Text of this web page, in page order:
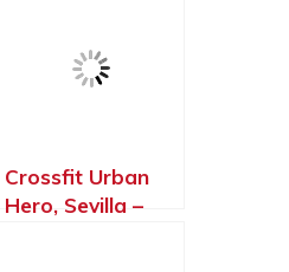
Crossfit Urban
Hero, Sevilla –